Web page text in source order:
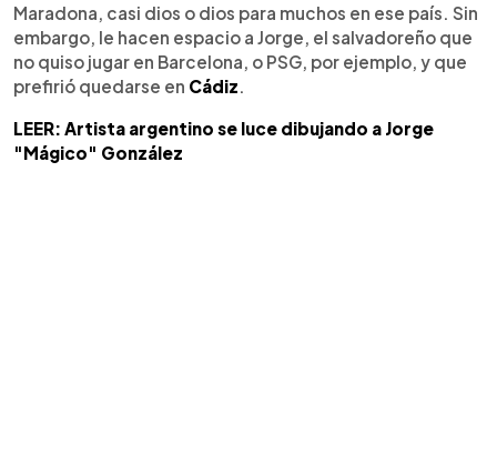
Maradona, casi dios o dios para muchos en ese país. Sin
embargo, le hacen espacio a Jorge, el salvadoreño que
no quiso jugar en Barcelona, o PSG, por ejemplo, y que
prefirió quedarse en Cádiz.
LEER: Artista argentino se luce dibujando a Jorge
"Mágico" González